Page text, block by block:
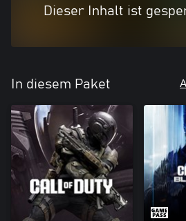
Dieser Inhalt ist
In diesem Paket